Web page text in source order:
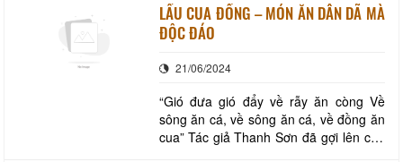
LẨU CUA ĐỒNG – MÓN ĂN DÂN DÃ MÀ
ĐỘC ĐÁO
21/06/2024
“Gió đưa gió đẩy về rẫy ăn còng Về
sông ăn cá, về sông ăn cá, về đồng ăn
cua” Tác giả Thanh Sơn đã gợi lên câu